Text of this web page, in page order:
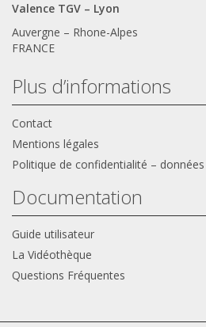
Valence TGV – Lyon
Auvergne – Rhone-Alpes
FRANCE
Plus d’informations
Contact
Mentions légales
Politique de confidentialité –
Documentation
Guide utilisateur
La Vidéothèque
Questions Fréquentes